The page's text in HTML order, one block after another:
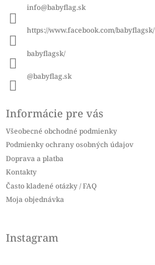
info@babyflag.sk
https://www.facebook.com/babyflagsk/
babyflagsk/
@babyflag.sk
Informácie pre vás
Všeobecné obchodné podmienky
Podmienky ochrany osobných údajov
Doprava a platba
Kontakty
Často kladené otázky / FAQ
Moja objednávka
Instagram